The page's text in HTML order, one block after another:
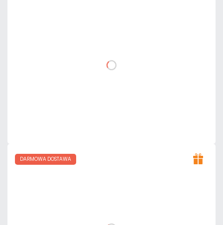
DO KOSZYKA
DARMOWA DOSTAWA